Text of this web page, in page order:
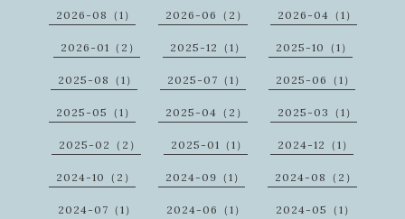
2026-08（1） 2026-06（2） 2026-04（1）
2026-01（2） 2025-12（1） 2025-10（1）
2025-08（1） 2025-07（1） 2025-06（1）
2025-05（1） 2025-04（2） 2025-03（1）
2025-02（2） 2025-01（1） 2024-12（1）
2024-10（2） 2024-09（1） 2024-08（2）
2024-07（1） 2024-06（1） 2024-05（1）